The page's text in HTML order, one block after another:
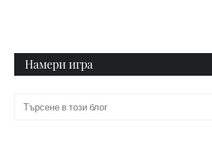
Намери игра